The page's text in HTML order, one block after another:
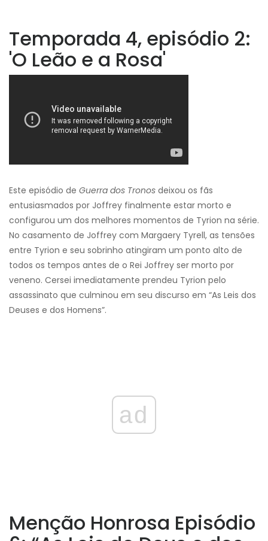
Temporada 4, episódio 2:
'O Leão e a Rosa'
Este episódio de Guerra dos Tronos deixou os fãs
entusiasmados por Joffrey finalmente estar morto e
configurou um dos melhores momentos de Tyrion na série.
No casamento de Joffrey com Margaery Tyrell, as tensões
entre Tyrion e seu sobrinho atingiram um ponto alto de
todos os tempos antes de o Rei Joffrey ser morto por
veneno. Cersei imediatamente prendeu Tyrion pelo
assassinato que culminou em seu discurso em “As Leis dos
Deuses e dos Homens”.
ad
Menção Honrosa Episódio